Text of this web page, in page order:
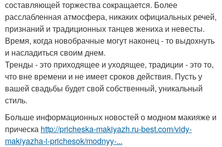
составляющей торжества сокращается. Более
расслабленная атмосфера, никаких официальных речей,
признаний и традиционных танцев жениха и невесты.
Время, когда новобрачные могут наконец - то выдохнуть
и насладиться своим днем.
Тренды - это приходящее и уходящее, традиции - это то,
что вне времени и не имеет сроков действия. Пусть у
вашей свадьбы будет свой собственный, уникальный
стиль.
Больше информационных новостей о модном макияже и
прическа http://pricheska-makiyazh.ru-best.com/vidy-
makiyazha-i-prichesok/modnyy-...